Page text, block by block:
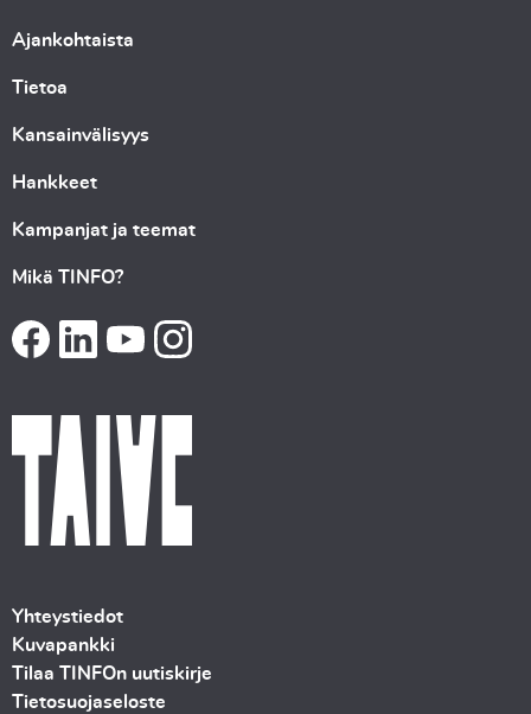
Ajankohtaista
Tietoa
Kansainvälisyys
Hankkeet
Kampanjat ja teemat
Mikä TINFO?
Yhteystiedot
Kuvapankki
Tilaa TINFOn uutiskirje
Tietosuojaseloste